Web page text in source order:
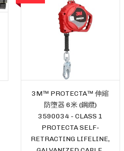
3M™ PROTECTA™ 伸縮
防墮器 6米 (鋼纜)
3590034 - CLASS 1
PROTECTA SELF-
RETRACTING LIFELINE,